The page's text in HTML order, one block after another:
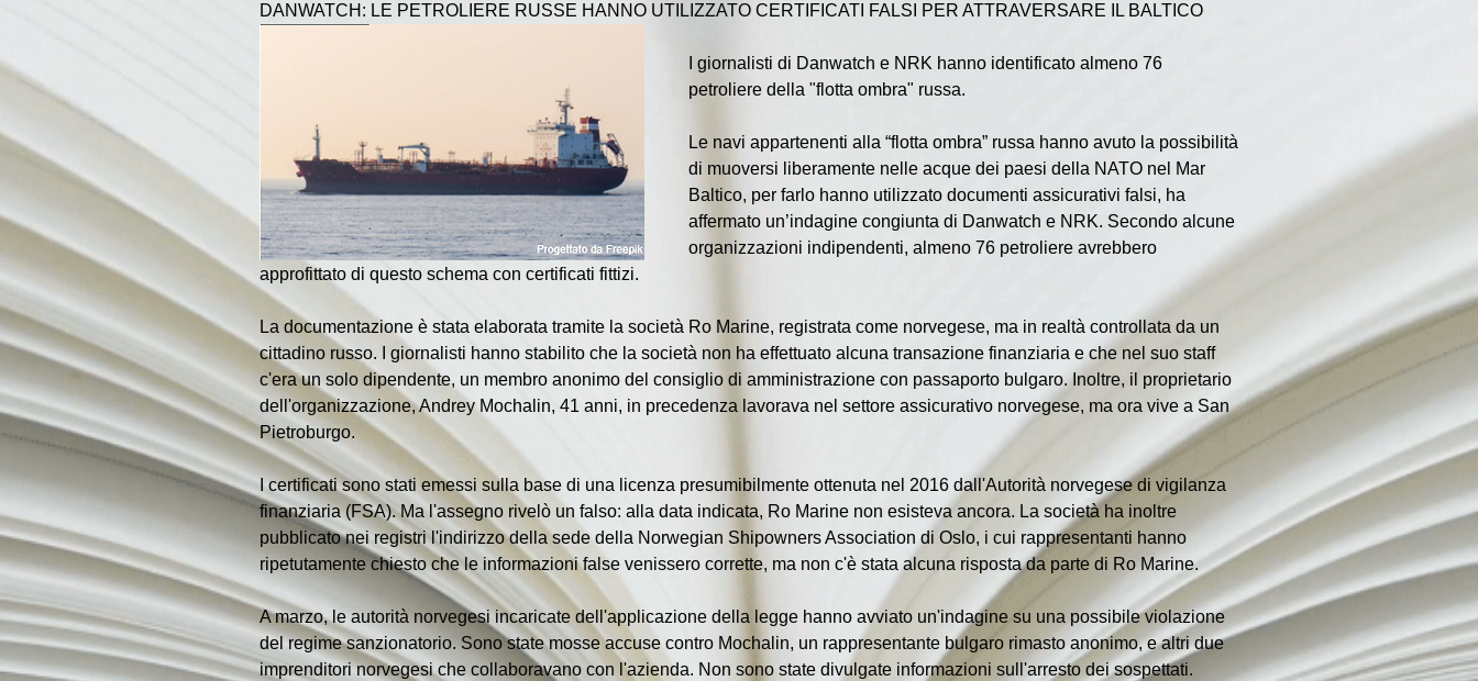
DANWATCH: LE PETROLIERE RUSSE HANNO UTILIZZATO CERTIFICATI FALSI PER ATTRAVERSARE IL BALTICO
I giornalisti di Danwatch e NRK hanno identificato almeno 76
petroliere della "flotta ombra" russa.
Le navi appartenenti alla “flotta ombra” russa hanno avuto la possibilità
di muoversi liberamente nelle acque dei paesi della NATO nel Mar
Baltico, per farlo hanno utilizzato documenti assicurativi falsi, ha
affermato un’indagine congiunta di Danwatch e NRK. Secondo alcune
organizzazioni indipendenti, almeno 76 petroliere avrebbero
approfittato di questo schema con certificati fittizi.
La documentazione è stata elaborata tramite la società Ro Marine, registrata come norvegese, ma in realtà controllata da un
cittadino russo. I giornalisti hanno stabilito che la società non ha effettuato alcuna transazione finanziaria e che nel suo staff
c'era un solo dipendente, un membro anonimo del consiglio di amministrazione con passaporto bulgaro. Inoltre, il proprietario
dell'organizzazione, Andrey Mochalin, 41 anni, in precedenza lavorava nel settore assicurativo norvegese, ma ora vive a San
Pietroburgo.
I certificati sono stati emessi sulla base di una licenza presumibilmente ottenuta nel 2016 dall'Autorità norvegese di vigilanza
finanziaria (FSA). Ma l'assegno rivelò un falso: alla data indicata, Ro Marine non esisteva ancora. La società ha inoltre
pubblicato nei registri l'indirizzo della sede della Norwegian Shipowners Association di Oslo, i cui rappresentanti hanno
ripetutamente chiesto che le informazioni false venissero corrette, ma non c'è stata alcuna risposta da parte di Ro Marine.
A marzo, le autorità norvegesi incaricate dell'applicazione della legge hanno avviato un'indagine su una possibile violazione
del regime sanzionatorio. Sono state mosse accuse contro Mochalin, un rappresentante bulgaro rimasto anonimo, e altri due
imprenditori norvegesi che collaboravano con l'azienda. Non sono state divulgate informazioni sull'arresto dei sospettati.